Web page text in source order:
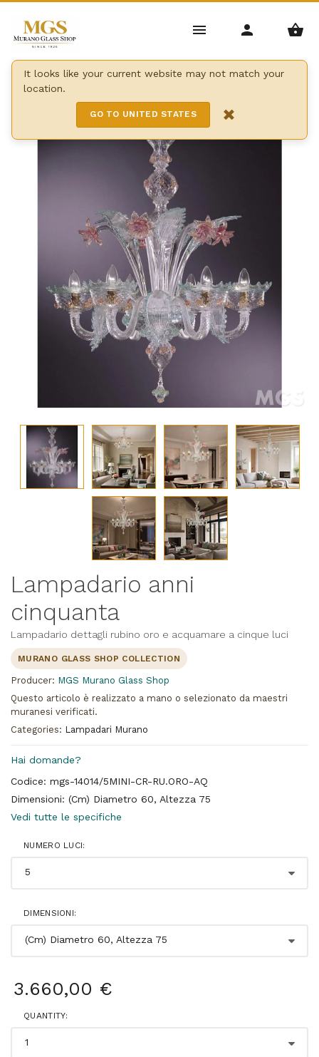
It looks like your current website may not match your
location.
GO TO UNITED STATES ×
Home / Lampadari / Murano /
Lampadario anni cinquanta
Lampadario anni
cinquanta
Lampadario dettagli rubino oro e acquamare a cinque luci
MURANO GLASS SHOP COLLECTION
Producer: MGS Murano Glass Shop
Questo articolo è realizzato a mano o selezionato da maestri
muranesi verificati.
Categories: Lampadari Murano
Hai domande?
Codice: mgs-14014/5MINI-CR-RU.ORO-AQ
Dimensioni: (Cm) Diametro 60, Altezza 75
Vedi tutte le specifiche
NUMERO LUCI:
DIMENSIONI:
3.660,00 €
QUANTITY: